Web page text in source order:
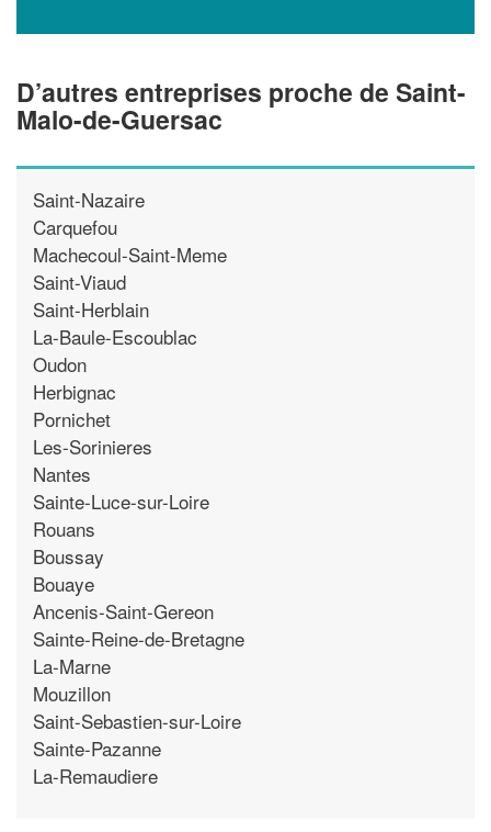
D’autres entreprises proche de Saint-
Malo-de-Guersac
Saint-Nazaire
Carquefou
Machecoul-Saint-Meme
Saint-Viaud
Saint-Herblain
La-Baule-Escoublac
Oudon
Herbignac
Pornichet
Les-Sorinieres
Nantes
Sainte-Luce-sur-Loire
Rouans
Boussay
Bouaye
Ancenis-Saint-Gereon
Sainte-Reine-de-Bretagne
La-Marne
Mouzillon
Saint-Sebastien-sur-Loire
Sainte-Pazanne
La-Remaudiere